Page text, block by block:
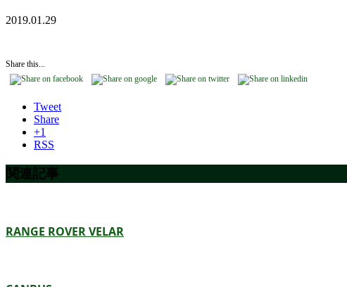
2019.01.29
Share this...
Tweet
Share
+1
RSS
関連記事
RANGE ROVER VELAR